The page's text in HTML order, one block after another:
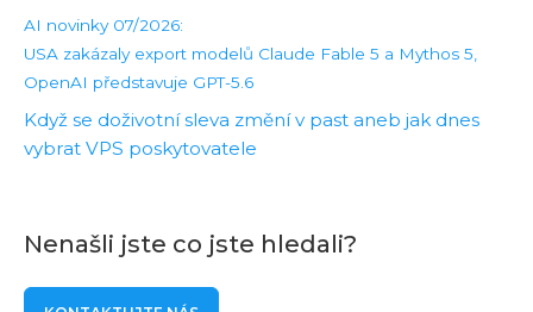
AI novinky 07/2026:
USA zakázaly export modelů Claude Fable 5 a Mythos 5,
OpenAI představuje GPT-5.6
Když se doživotní sleva změní v past aneb jak dnes
vybrat VPS poskytovatele
Nenašli jste co jste hledali?